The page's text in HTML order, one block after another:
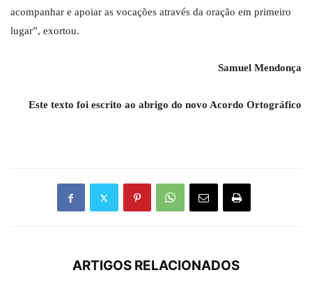
acompanhar e apoiar as vocações através da oração em primeiro
lugar”, exortou.
Samuel Mendonça
Este texto foi escrito ao abrigo do novo Acordo Ortográfico
ARTIGOS RELACIONADOS